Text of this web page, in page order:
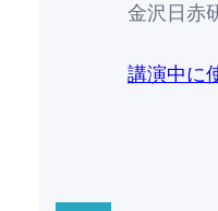
金沢日赤
講演中に